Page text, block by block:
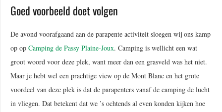
Goed voorbeeld doet volgen
De avond voorafgaand aan de parapente activiteit sloegen wij ons kamp
op op Camping de Passy Plaine-Joux. Camping is wellicht een wat
groot woord voor deze plek, want meer dan een grasveld was het niet.
Maar je hebt wel een prachtige view op de Mont Blanc en het grote
voordeel van deze plek is dat de parapenters vanaf de camping de lucht
in vliegen. Dat betekent dat we ’s ochtends al even konden kijken hoe